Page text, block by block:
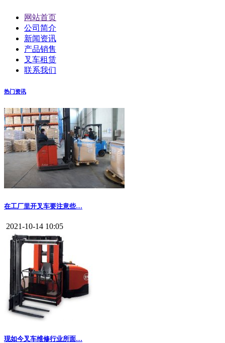
网站首页
公司简介
新闻资讯
产品销售
叉车租赁
联系我们
热门资讯
在工厂里开叉车要注意些…
2021-10-14 10:05
现如今叉车维修行业所面…